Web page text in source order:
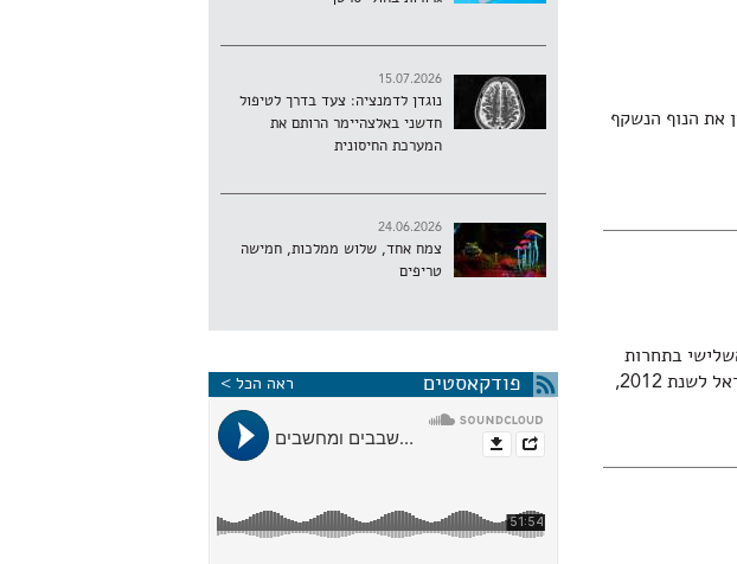
את הנוף הנשקף
בתחרות
המסטרס בטניס שולחן, במסגרת אליפות ישראל לשנת 2012,
15.07.2026
נוגדן לדמנציה: צעד בדרך לטיפול
חדשני באלצהיימר הרותם את
המערכת החיסונית
24.06.2026
צמח אחד, שלוש ממלכות, חמישה
טריפים
פודקאסטים ראה הכל >